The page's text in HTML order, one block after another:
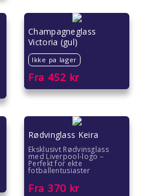
Champagneglass
Victoria (gul)
Ikke pa lager
Fra 452 kr
Rødvinglass Keira
Eksklusivt Rødvinsglass
med Liverpool-logo –
Perfekt for ekte
fotballentusiaster
Fra 370 kr